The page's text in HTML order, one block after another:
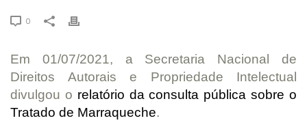
0
Em 01/07/2021, a Secretaria Nacional de
Direitos Autorais e Propriedade Intelectual
divulgou o relatório da consulta pública sobre o
Tratado de Marraqueche.